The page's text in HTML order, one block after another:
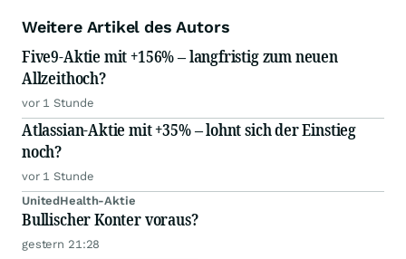
Weitere Artikel des Autors
Five9-Aktie mit +156% – langfristig zum neuen
Allzeithoch?
vor 1 Stunde
Atlassian-Aktie mit +35% – lohnt sich der Einstieg
noch?
vor 1 Stunde
UnitedHealth-Aktie
Bullischer Konter voraus?
gestern 21:28